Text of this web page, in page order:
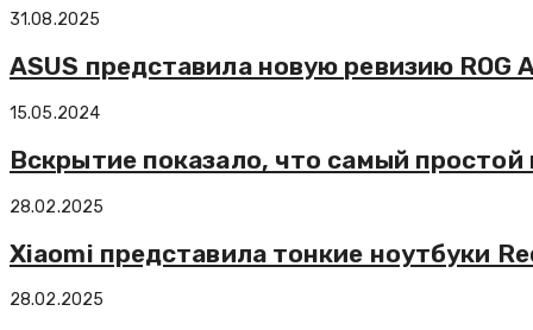
31.08.2025
ASUS представила новую ревизию
15.05.2024
Вскрытие показало, что самый простой
28.02.2025
Xiaomi представила тонкие ноутбуки
28.02.2025